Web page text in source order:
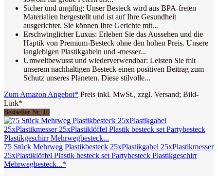
Sicher und ungiftig: Unser Besteck wird aus BPA-freien
Materialien hergestellt und ist auf Ihre Gesundheit
ausgerichtet. Sie können Ihre Gerichte mit...
Erschwinglicher Luxus: Erleben Sie das Aussehen und die
Haptik von Premium-Besteck ohne den hohen Preis. Unsere
langlebigen Plastikgabeln und -messer...
Umweltbewusst und wiederverwendbar: Leisten Sie mit
unserem nachhaltigen Besteck einen positiven Beitrag zum
Schutz unseres Planeten. Diese stilvolle...
Zum Amazon Angebot* Preis inkl. MwSt., zzgl. Versand; Bild-
Link*
Bestseller Nr. 10
75 Stück Mehrweg Plastikbesteck 25xPlastikgabel 25xPlastikmesser
25xPlastiklöffel Plastik besteck set Partybesteck Plastikgeschirr
Mehrwegbesteck...*